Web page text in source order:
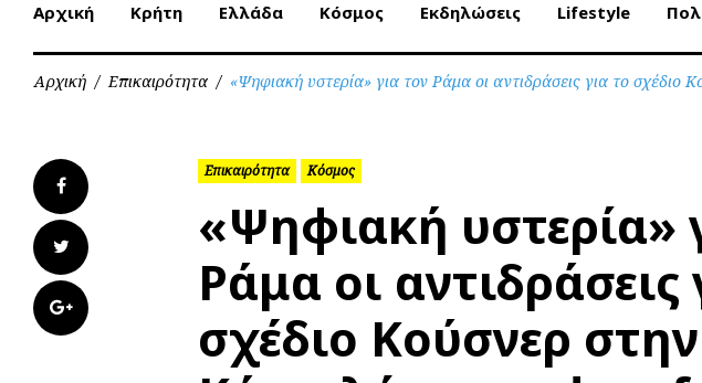
Αρχική Κρήτη Ελλάδα Κόσμος Εκδηλώσεις Lifestyle
Αρχική / Επικαιρότητα / «Ψηφιακή υστερία» για τον Ράμα οι αντιδράσεις για το
Facebook
Twitter
Google+
Επικαιρότητα Κόσμος
«Ψηφιακή υστερία»
Ράμα οι αντιδράσεις
σχέδιο Κούσνερ